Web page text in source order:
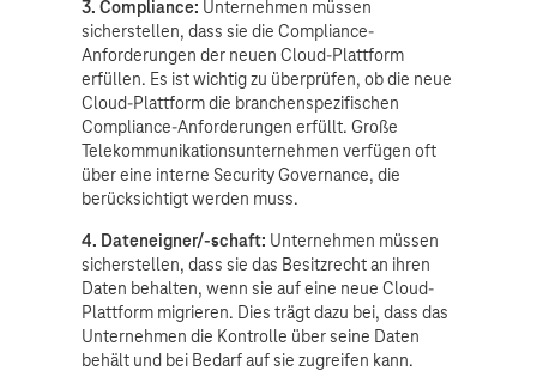
3. Compliance: Unternehmen müssen
sicherstellen, dass sie die Compliance-
Anforderungen der neuen Cloud-Plattform
erfüllen. Es ist wichtig zu überprüfen, ob die neue
Cloud-Plattform die branchenspezifischen
Compliance-Anforderungen erfüllt. Große
Telekommunikationsunternehmen verfügen oft
über eine interne Security Governance, die
berücksichtigt werden muss.
4. Dateneigner/-schaft: Unternehmen müssen
sicherstellen, dass sie das Besitzrecht an ihren
Daten behalten, wenn sie auf eine neue Cloud-
Plattform migrieren. Dies trägt dazu bei, dass das
Unternehmen die Kontrolle über seine Daten
behält und bei Bedarf auf sie zugreifen kann.